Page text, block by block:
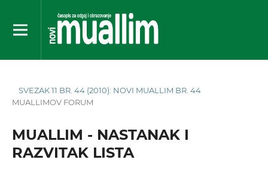
SVEZAK 11 BR. 44 (2010): NOVI MUALLIM BR. 44
MUALLIMOV FORUM
MUALLIM - NASTANAK I
RAZVITAK LISTA